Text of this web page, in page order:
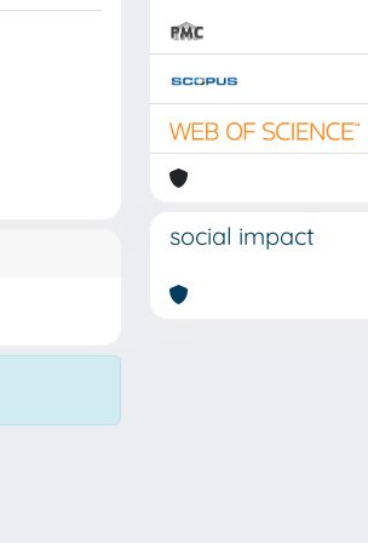
social impact